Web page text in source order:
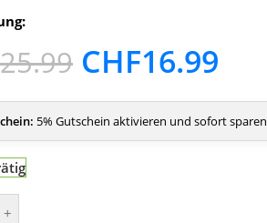
25.99 CHF16.99
5% Gutschein aktivieren und sofort sparen
+